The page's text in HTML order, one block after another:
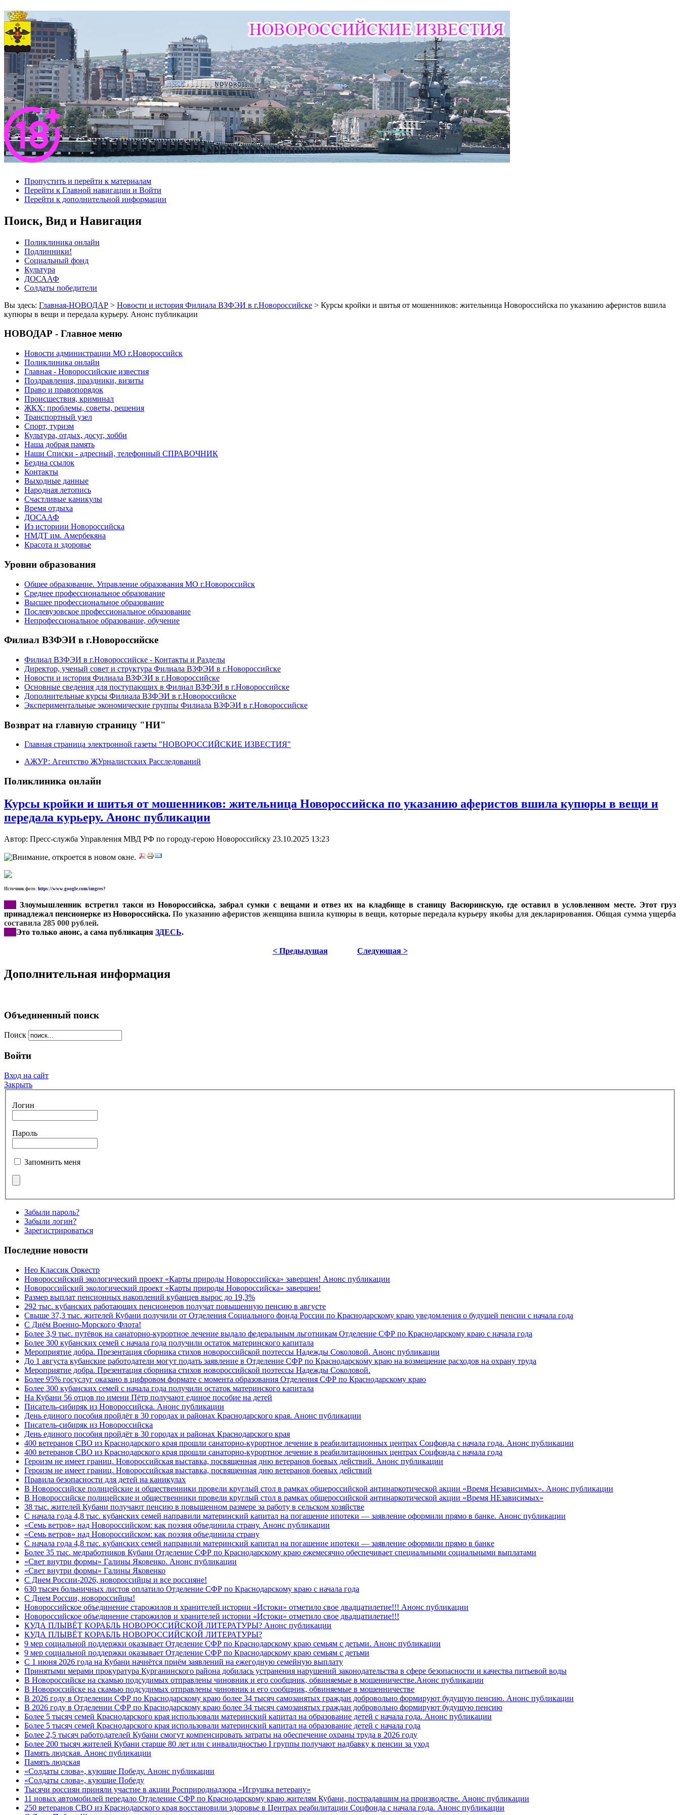
Пропустить и перейти к материалам
Перейти к Главной навигации и Войти
Перейти к дополнительной информации
Поиск, Вид и Навигация
Поликлиника онлайн
Подлинники!
Социальный фонд
Культура
ДОСААФ
Солдаты победители
Вы здесь: Главная-НОВОДАР > Новости и история Филиала ВЗФЭИ в г.Новороссийске > Курсы кройки и шитья от мошенников: жительница Новороссийска по указанию аферистов вшила
купюры в вещи и передала курьеру. Анонс публикации
НОВОДАР - Главное меню
Новости администрации МО г.Новороссийск
Поликлиника онлайн
Главная - Новороссийские известия
Поздравления, праздники, визиты
Право и правопорядок
Происшествия, криминал
ЖКХ: проблемы, советы, решения
Транспортный узел
Спорт, туризм
Культура, отдых, досуг, хобби
Наша добрая память
Наши Списки - адресный, телефонный СПРАВОЧНИК
Бездна ссылок
Контакты
Выходные данные
Народная летопись
Счастливые каникулы
Время отдыха
ДОСААФ
Из историии Новороссийска
НМДТ им. Амербекяна
Красота и здоровье
Уровни образования
Общее образование. Управление образования МО г.Новороссийск
Среднее профессиональное образование
Высшее профессиональное образование
Послевузовское профессиональное образование
Непрофессиональное образование, обучение
Филиал ВЗФЭИ в г.Новороссийске
Филиал ВЗФЭИ в г.Новороссийске - Контакты и Разделы
Директор, ученый совет и структура Филиала ВЗФЭИ в г.Новороссийске
Новости и история Филиала ВЗФЭИ в г.Новороссийске
Основные сведения для поступающих в Филиал ВЗФЭИ в г.Новороссийске
Дополнительные курсы Филиала ВЗФЭИ в г.Новороссийске
Экспериментальные экономические группы Филиала ВЗФЭИ в г.Новороссийске
Возврат на главную страницу "НИ"
Главная страница электронной газеты "НОВОРОССИЙСКИЕ ИЗВЕСТИЯ"
АЖУР: Агентство ЖУрналистских Расследований
Поликлиника онлайн
Курсы кройки и шитья от мошенников: жительница Новороссийска по указанию аферистов вшила купюры в вещи и
передала курьеру. Анонс публикации
Автор: Пресс-служба Управления МВД РФ по городу-герою Новороссийску 23.10.2025 13:23
Источник фото: https://www.google.com/imgres?
Злоумышленник встретил такси из Новороссийска, забрал сумки с вещами и отвез их на кладбище в станицу Васюринскую, где оставил в условленном месте. Этот груз
принадлежал пенсионерке из Новороссийска.По указанию аферистов женщина вшила купюры в вещи, которые передала курьеру якобы для декларирования. Общая сумма ущерба
составила 285 000 рублей.
Это только анонс, а сама публикация ЗДЕСЬ.
< Предыдущая Следующая >
Дополнительная информация
Объединенный поиск
Поиск
Войти
Вход на сайт
Закрыть
Логин
Пароль
Запомнить меня
Забыли пароль?
Забыли логин?
Зарегистрироваться
Последние новости
Нео Классик Оркестр
Новороссийский экологический проект «Карты природы Новороссийска» завершен! Анонс публикации
Новороссийский экологический проект «Карты природы Новороссийска» завершен!
Размер выплат пенсионных накоплений кубанцев вырос до 19,3%
292 тыс. кубанских работающих пенсионеров получат повышенную пенсию в августе
Свыше 37,3 тыс. жителей Кубани получили от Отделения Социального фонда России по Краснодарскому краю уведомления о будущей пенсии с начала года
C Днём Военно-Морского Флота!
Более 3,9 тыс. путёвок на санаторно-курортное лечение выдало федеральным льготникам Отделение СФР по Краснодарскому краю с начала года
Более 300 кубанских семей с начала года получили остаток материнского капитала
Мероприятие добра. Презентация сборника стихов новороссийской поэтессы Надежды Соколовой. Анонс публикации
До 1 августа кубанские работодатели могут подать заявление в Отделение СФР по Краснодарскому краю на возмещение расходов на охрану труда
Мероприятие добра. Презентация сборника стихов новороссийской поэтессы Надежды Соколовой.
Более 95% госуслуг оказано в цифровом формате с момента образования Отделения СФР по Краснодарскому краю
Более 300 кубанских семей с начала года получили остаток материнского капитала
На Кубани 56 отцов по имени Пётр получают единое пособие на детей
Писатель-сибиряк из Новороссийска. Анонс публикации
День единого пособия пройдёт в 30 городах и районах Краснодарского края. Анонс публикации
Писатель-сибиряк из Новороссийска
День единого пособия пройдёт в 30 городах и районах Краснодарского края
400 ветеранов СВО из Краснодарского края прошли санаторно-курортное лечение в реабилитационных центрах Соцфонда с начала года. Анонс публикации
400 ветеранов СВО из Краснодарского края прошли санаторно-курортное лечение в реабилитационных центрах Соцфонда с начала года
Героизм не имеет границ. Новороссийская выставка, посвященная дню ветеранов боевых действий. Анонс публикации
Героизм не имеет границ. Новороссийская выставка, посвященная дню ветеранов боевых действий
Правила безопасности для детей на каникулах
В Новороссийске полицейские и общественники провели круглый стол в рамках общероссийской антинаркотической акции «Время Независимых». Анонс публикации
В Новороссийске полицейские и общественники провели круглый стол в рамках общероссийской антинаркотической акции «Время НЕзависимых»
38 тыс. жителей Кубани получают пенсию в повышенном размере за работу в сельском хозяйстве
С начала года 4,8 тыс. кубанских семей направили материнский капитал на погашение ипотеки — заявление оформили прямо в банке. Анонс публикации
«Семь ветров» над Новороссийском: как поэзия объединила страну. Анонс публикации
«Семь ветров» над Новороссийском: как поэзия объединила страну
С начала года 4,8 тыс. кубанских семей направили материнский капитал на погашение ипотеки — заявление оформили прямо в банке
Более 35 тыс. медработников Кубани Отделение СФР по Краснодарскому краю ежемесячно обеспечивает специальными социальными выплатами
«Свет внутри формы» Галины Яковенко. Анонс публикации
«Свет внутри формы» Галины Яковенко
C Днем России-2026, новороссийцы и все россияне!
630 тысяч больничных листов оплатило Отделение СФР по Краснодарскому краю с начала года
C Днем России, новороссийцы!
Новороссийское объединение старожилов и хранителей истории «Истоки» отметило свое двадцатилетие!!! Анонс публикации
Новороссийское объединение старожилов и хранителей истории «Истоки» отметило свое двадцатилетие!!!
КУДА ПЛЫВЁТ КОРАБЛЬ НОВОРОССИЙСКОЙ ЛИТЕРАТУРЫ? Анонс публикации
КУДА ПЛЫВЁТ КОРАБЛЬ НОВОРОССИЙСКОЙ ЛИТЕРАТУРЫ?
9 мер социальной поддержки оказывает Отделение СФР по Краснодарскому краю семьям с детьми. Анонс публикации
9 мер социальной поддержки оказывает Отделение СФР по Краснодарскому краю семьям с детьми
С 1 июня 2026 года на Кубани начнётся приём заявлений на ежегодную семейную выплату
Принятыми мерами прокуратура Курганинского района добилась устранения нарушений законодательства в сфере безопасности и качества питьевой воды
В Новороссийске на скамью подсудимых отправлены чиновник и его сообщник, обвиняемые в мошенничестве.Анонс публикации
В Новороссийске на скамью подсудимых отправлены чиновник и его сообщник, обвиняемые в мошенничестве
В 2026 году в Отделении СФР по Краснодарскому краю более 34 тысяч самозанятых граждан добровольно формируют будущую пенсию. Анонс публикации
В 2026 году в Отделении СФР по Краснодарскому краю более 34 тысяч самозанятых граждан добровольно формируют будущую пенсию
Более 5 тысяч семей Краснодарского края использовали материнский капитал на образование детей с начала года. Анонс публикации
Более 5 тысяч семей Краснодарского края использовали материнский капитал на образование детей с начала года
Более 2,5 тысяч работодателей Кубани смогут компенсировать затраты на обеспечение охраны труда в 2026 году
Более 200 тысяч жителей Кубани старше 80 лет или с инвалидностью I группы получают надбавку к пенсии за уход
Память людская. Анонс публикации
Память людская
«Солдаты слова», кующие Победу. Анонс публикации
«Солдаты слова», кующие Победу
Тысячи россиян приняли участие в акции Росприроднадзора «Игрушка ветерану»
11 новых автомобилей передало Отделение СФР по Краснодарскому краю жителям Кубани, пострадавшим на производстве. Анонс публикации
250 ветеранов СВО из Краснодарского края восстановили здоровье в Центрах реабилитации Соцфонда с начала года. Анонс публикации